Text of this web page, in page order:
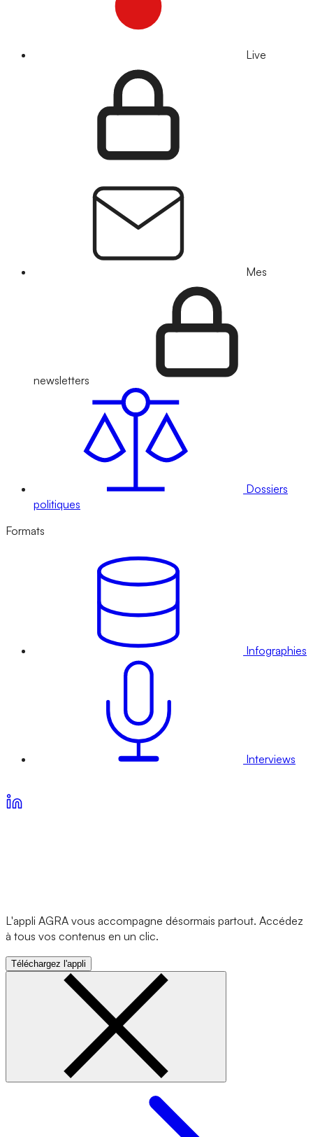
Live
Mes
newsletters
Dossiers
politiques
Formats
Infographies
Interviews
L'appli AGRA vous accompagne désormais partout. Accédez
à tous vos contenus en un clic.
Téléchargez l'appli